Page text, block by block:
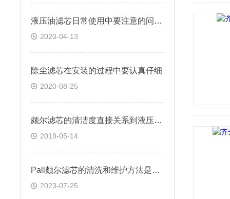
液压油滤芯日常使用中要注意的问题有哪些
2020-04-13
除尘滤芯在安装的过程中要认真仔细
2020-08-25
颇尔滤芯的清洁度直接关系到液压部件的寿命
2019-05-14
Pall颇尔滤芯的清洗和维护方法是什么？
2023-07-25